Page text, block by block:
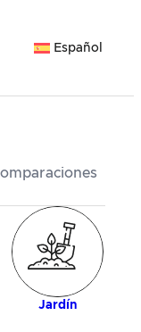
Español
Jardín